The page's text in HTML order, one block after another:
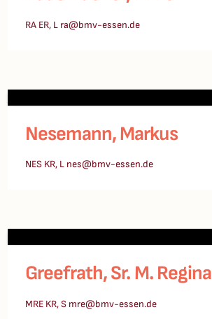
RA ER, L ra@bmv-essen.de
Nesemann, Markus
NES KR, L nes@bmv-essen.de
Greefrath, Sr. M. Regina
MRE KR, S mre@bmv-essen.de